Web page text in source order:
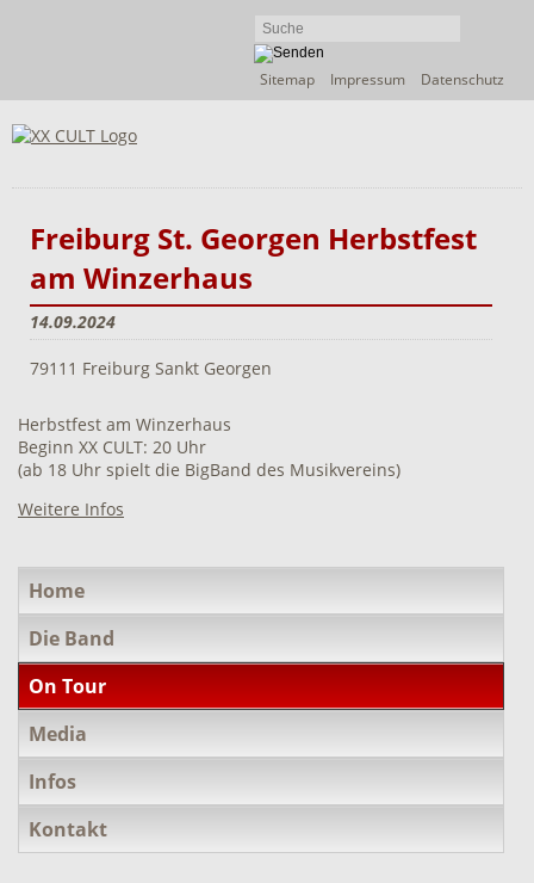
Navigation
Sitemap Impressum Datenschutz
Freiburg St. Georgen Herbstfest
am Winzerhaus
14.09.2024
79111 Freiburg Sankt Georgen
Herbstfest am Winzerhaus
Beginn XX CULT: 20 Uhr
(ab 18 Uhr spielt die BigBand des Musikvereins)
Weitere Infos
überspringen
Home
Die Band
On Tour
Media
Infos
Kontakt